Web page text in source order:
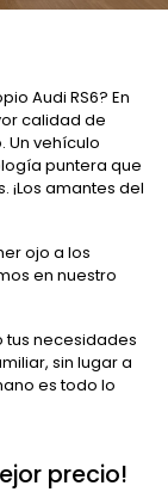
Audi RS6? En
calidad de
Un vehículo
puntera que
amantes del
ojo a los
en nuestro
tus necesidades
sin lugar a
es todo lo
precio!